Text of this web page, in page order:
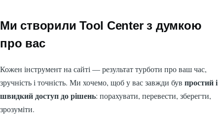
Ми створили Tool Center з думкою
про вас
Кожен інструмент на сайті — результат турботи про ваш час,
зручність і точність. Ми хочемо, щоб у вас завжди був простий і
швидкий доступ до рішень: порахувати, перевести, зберегти,
зрозуміти.